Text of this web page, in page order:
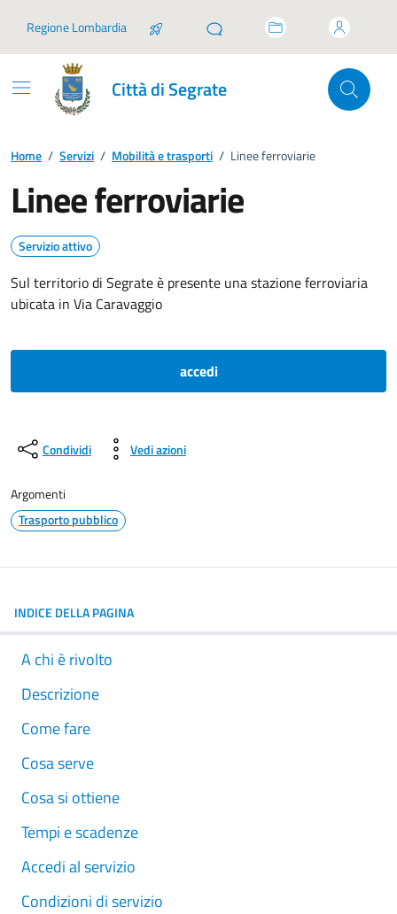
Regione Lombardia
Città di Segrate
Home / Servizi / Mobilità e trasporti / Linee ferroviarie
Linee ferroviarie
Servizio attivo
Sul territorio di Segrate è presente una stazione ferroviaria
ubicata in Via Caravaggio
accedi
Condividi Vedi azioni
Argomenti
Trasporto pubblico
INDICE DELLA PAGINA
A chi è rivolto
Descrizione
Come fare
Cosa serve
Cosa si ottiene
Tempi e scadenze
Accedi al servizio
Condizioni di servizio